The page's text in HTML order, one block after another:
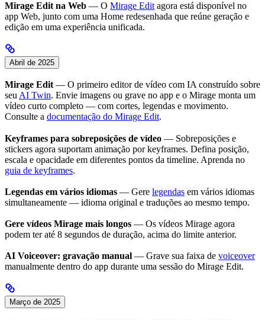
Mirage Edit na Web — O Mirage Edit agora está disponível no
app Web, junto com uma Home redesenhada que reúne geração e
edição em uma experiência unificada.
Abril de 2025
Mirage Edit — O primeiro editor de vídeo com IA construído sobre
seu AI Twin. Envie imagens ou grave no app e o Mirage monta um
vídeo curto completo — com cortes, legendas e movimento.
Consulte a documentação do Mirage Edit.
Keyframes para sobreposições de vídeo — Sobreposições e
stickers agora suportam animação por keyframes. Defina posição,
escala e opacidade em diferentes pontos da timeline. Aprenda no
guia de keyframes.
Legendas em vários idiomas — Gere legendas em vários idiomas
simultaneamente — idioma original e traduções ao mesmo tempo.
Gere vídeos Mirage mais longos — Os vídeos Mirage agora
podem ter até 8 segundos de duração, acima do limite anterior.
AI Voiceover: gravação manual — Grave sua faixa de voiceover
manualmente dentro do app durante uma sessão do Mirage Edit.
Março de 2025